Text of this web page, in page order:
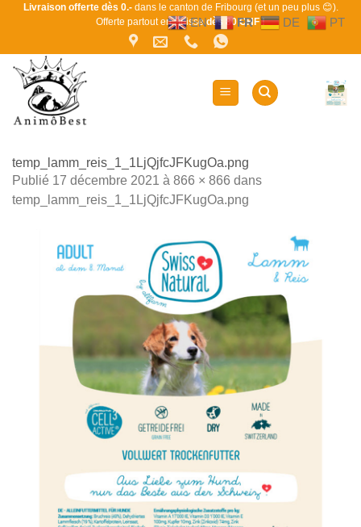
PasserLivraison offerte dès 0.-dans le canton de Fribourg (et un peu plus 😊).
Offerte partout en Suissedès 80 CHF !
temp_lamm_reis_1_1LjQjfcJFKugOa.png
Publié 17 décembre 2021 à 866 × 866 dans
temp_lamm_reis_1_1LjQjfcJFKugOa.png
EN FR DE PT